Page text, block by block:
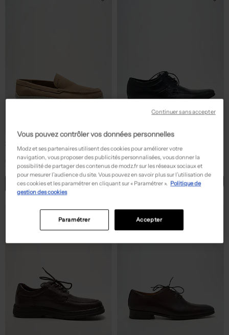
39,50€ 79,00€
NOTTON
Mocassins - Semelle amovible beige
44
ACHAT EXPRESS
49,50€ 99,00€
HIPNESS
Derbies - Bout carré noir
T :44
ACHAT EXPRESS
Vous pouvez contrôler vos données personnelles
Modz et ses partenaires utilisent des cookies pour améliorer votre
navigation, vous proposer des publicités personnalisées, vous donner la
possibilité de partager des contenus de modz.fr sur les réseaux sociaux et
pour mesurer l’audience du site. Vous pouvez en savoir plus sur l’utilisation de
ces cookies et les paramétrer en cliquant sur « Paramétrer ». Politique de
gestion des cookies
Accepter
Paramétrer
Continuer sans accepter